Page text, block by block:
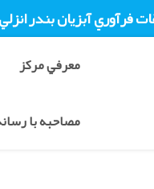
فرآوري آبزيان بندر انزلي
معرفي مرکز
مصاحبه با